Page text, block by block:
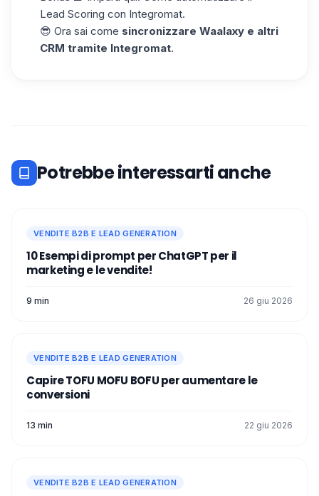
email risposta sì/no, data di connessione,
data del primo messaggio, tag.
Lead Scoring con Integromat.
😎 Ora sai come sincronizzare Waalaxy e altri
CRM tramite Integromat.
Potrebbe interessarti anche
VENDITE B2B E LEAD GENERATION
10 Esempi di prompt per ChatGPT per il
marketing e le vendite!
9 min 26 giu 2026
VENDITE B2B E LEAD GENERATION
Capire TOFU MOFU BOFU per aumentare le
conversioni
13 min 22 giu 2026
VENDITE B2B E LEAD GENERATION